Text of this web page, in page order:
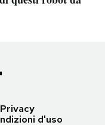
Privacy
d'uso